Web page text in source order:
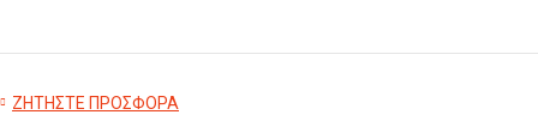
ΖΗΤΗΣΤΕ ΠΡΟΣΦΟΡΑ